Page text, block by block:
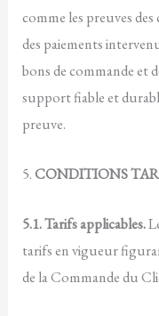
comme les preuves
des paiements
bons de commande et
support fiable et
preuve.
5.CONDITIONS
5.1. Tarifs applicables.
tarifs en vigueur
de la Commande du